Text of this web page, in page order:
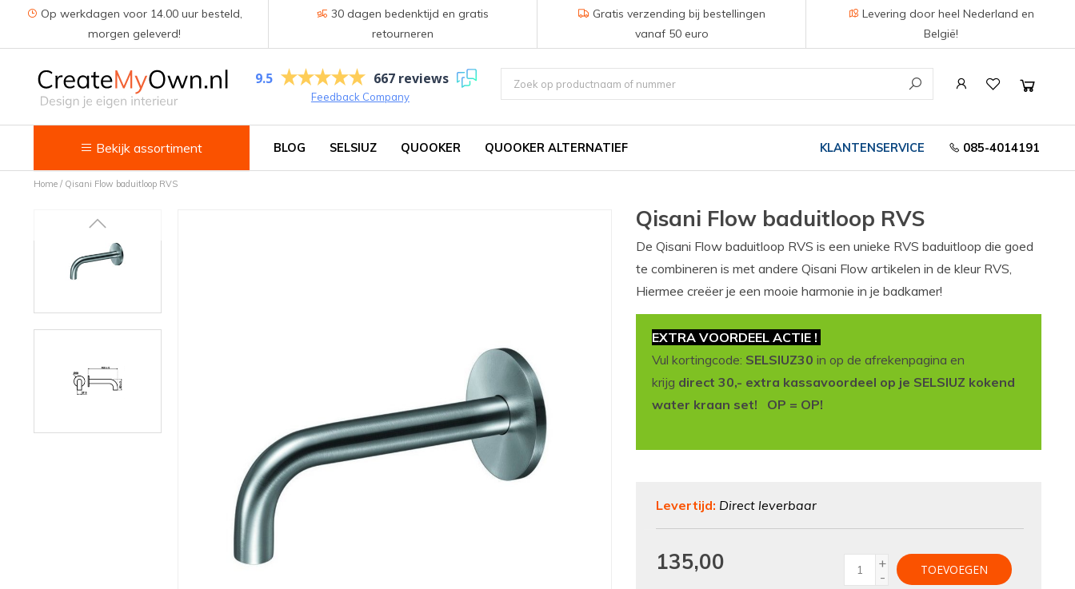
Op werkdagen voor 14.00 uur besteld,
morgen geleverd!
30 dagen bedenktijd en gratis
retourneren
Gratis verzending bij bestellingen
vanaf 50 euro
Levering door heel Nederland en
België!
9.5 667 reviews
Feedback Company
Bekijk assortiment
Keuken
Kokend water kranen
Keukenkranen
Afvalemmers
BLOG SELSIUZ QUOOKER QUOOKER ALTERNATIEF 085-4014191
KLANTENSERVICE
Home/ Qisani Flow baduitloop RVS
Qisani Flow baduitloop RVS
De Qisani Flow baduitloop RVS is een unieke RVS baduitloop die goed
te combineren is met andere Qisani Flow artikelen in de kleur RVS,
Hiermee creëer je een mooie harmonie in je badkamer!
EXTRA VOORDEEL ACTIE !
Vul kortingcode: SELSIUZ30 in op de afrekenpagina en
krijg direct 30,- extra kassavoordeel op je SELSIUZ kokend
water kraan set! OP = OP!
Levertijd: Direct leverbaar
135,00
+
-
TOEVOEGEN